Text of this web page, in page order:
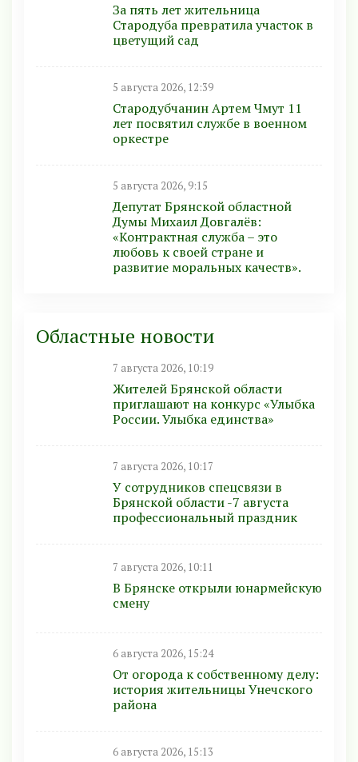
За пять лет жительница
Стародуба превратила участок в
цветущий сад
5 августа 2026, 12:39
Стародубчанин Артем Чмут 11
лет посвятил службе в военном
оркестре
5 августа 2026, 9:15
Депутат Брянской областной
Думы Михаил Довгалёв:
«Контрактная служба – это
любовь к своей стране и
развитие моральных качеств».
Областные новости
7 августа 2026, 10:19
Жителей Брянской области
приглашают на конкурс «Улыбка
России. Улыбка единства»
7 августа 2026, 10:17
У сотрудников спецсвязи в
Брянской области -7 августа
профессиональный праздник
7 августа 2026, 10:11
В Брянске открыли юнармейскую
смену
6 августа 2026, 15:24
От огорода к собственному делу:
история жительницы Унечского
района
6 августа 2026, 15:13